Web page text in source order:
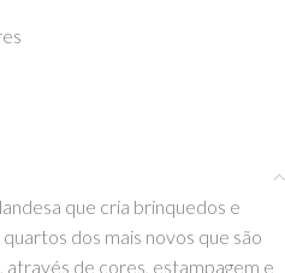
que cria brinquedos e
dos mais novos que são
de cores, estampagem e